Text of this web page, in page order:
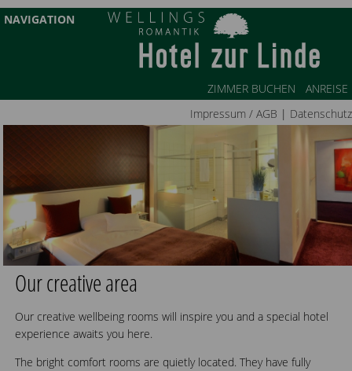
NAVIGATION
ZIMMER BUCHEN
ANREISE
Impressum / AGB | Datenschutz
Our creative area
Our creative wellbeing rooms will inspire you and a special hotel
experience awaits you here.
The bright comfort rooms are quietly located. They have fully